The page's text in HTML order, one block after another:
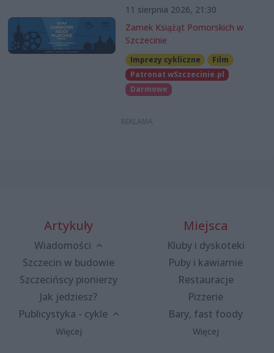
11 sierpnia 2026, 21:30
Zamek Książąt Pomorskich w
Szczecinie
Imprezy cykliczne
Film
Patronat wSzczecinie.pl
Darmowe
Artykuły
Wiadomości
Szczecin w budowie
Szczecińscy pionierzy
Jak jedziesz?
Publicystyka - cykle
Więcej
Miejsca
Kluby i dyskoteki
Puby i kawiarnie
Restauracje
Pizzerie
Bary, fast foody
Więcej